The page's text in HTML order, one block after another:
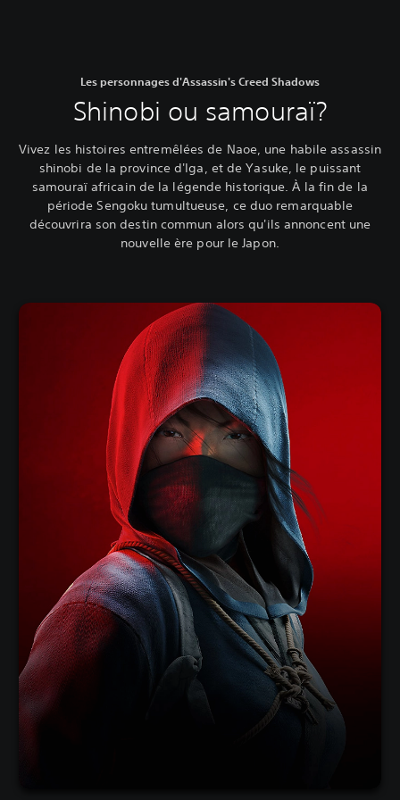
Les personnages d'Assassin's Creed Shadows
Shinobi ou samouraï?
Vivez les histoires entremêlées de Naoe, une habile assassin
shinobi de la province d'Iga, et de Yasuke, le puissant
samouraï africain de la légende historique. À la fin de la
période Sengoku tumultueuse, ce duo remarquable
découvrira son destin commun alors qu'ils annoncent une
nouvelle ère pour le Japon.